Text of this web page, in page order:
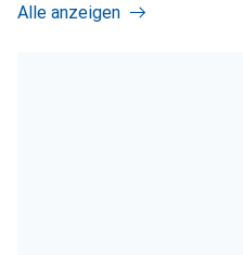
Alle anzeigen